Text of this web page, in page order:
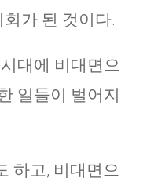
가 된 것이다.
대에 비대면으
일들이 벌어지
하고, 비대면으